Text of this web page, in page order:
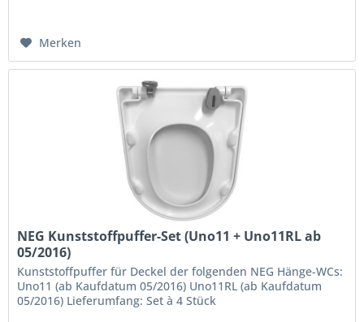
Merken
NEG Kunststoffpuffer-Set (Uno11 + Uno11RL ab
05/2016)
Kunststoffpuffer für Deckel der folgenden NEG Hänge-WCs:
Uno11 (ab Kaufdatum 05/2016) Uno11RL (ab Kaufdatum
05/2016) Lieferumfang: Set à 4 Stück